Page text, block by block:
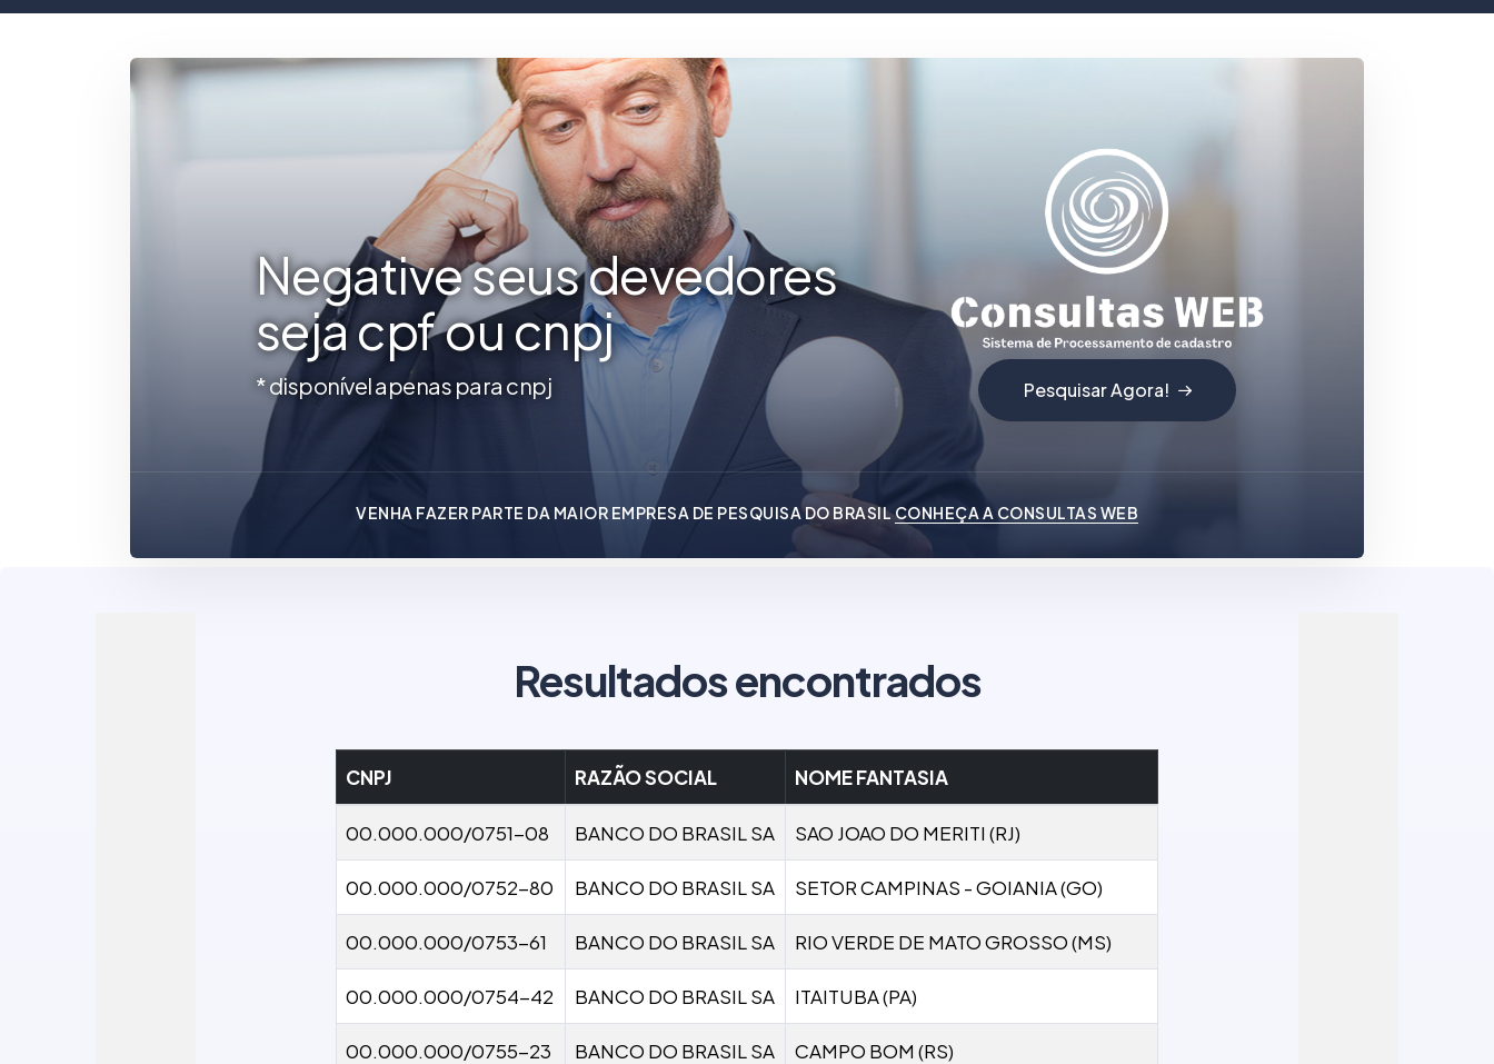
Negative seus devedores
seja cpf ou cnpj
* disponível apenas para cnpj Pesquisar Agora!
VENHA FAZER PARTE DA MAIOR EMPRESA DE PESQUISA DO BRASILCONHEÇA A CONSULTAS WEB
Resultados encontrados
CNPJ RAZÃO SOCIAL NOME FANTASIA
00.000.000/0751-08 BANCO DO BRASIL SA SAO JOAO DO MERITI (RJ)
00.000.000/0752-80 BANCO DO BRASIL SA SETOR CAMPINAS - GOIANIA (GO)
00.000.000/0753-61 BANCO DO BRASIL SA RIO VERDE DE MATO GROSSO (MS)
00.000.000/0754-42 BANCO DO BRASIL SA ITAITUBA (PA)
00.000.000/0755-23 BANCO DO BRASIL SA CAMPO BOM (RS)